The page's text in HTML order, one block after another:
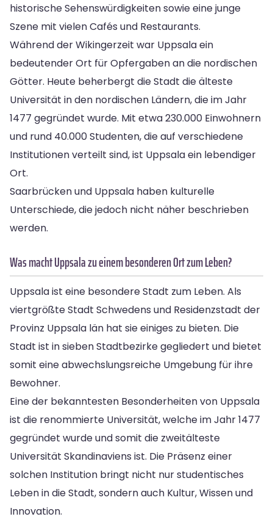
historische Sehenswürdigkeiten sowie eine junge
Szene mit vielen Cafés und Restaurants.
Während der Wikingerzeit war Uppsala ein
bedeutender Ort für Opfergaben an die nordischen
Götter. Heute beherbergt die Stadt die älteste
Universität in den nordischen Ländern, die im Jahr
1477 gegründet wurde. Mit etwa 230.000 Einwohnern
und rund 40.000 Studenten, die auf verschiedene
Institutionen verteilt sind, ist Uppsala ein lebendiger
Ort.
Saarbrücken und Uppsala haben kulturelle
Unterschiede, die jedoch nicht näher beschrieben
werden.
Was macht Uppsala zu einem besonderen Ort zum Leben?
Uppsala ist eine besondere Stadt zum Leben. Als
viertgrößte Stadt Schwedens und Residenzstadt der
Provinz Uppsala län hat sie einiges zu bieten. Die
Stadt ist in sieben Stadtbezirke gegliedert und bietet
somit eine abwechslungsreiche Umgebung für ihre
Bewohner.
Eine der bekanntesten Besonderheiten von Uppsala
ist die renommierte Universität, welche im Jahr 1477
gegründet wurde und somit die zweitälteste
Universität Skandinaviens ist. Die Präsenz einer
solchen Institution bringt nicht nur studentisches
Leben in die Stadt, sondern auch Kultur, Wissen und
Innovation.